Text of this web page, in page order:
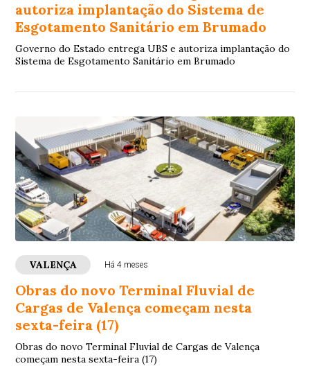
autoriza implantação do Sistema de
Esgotamento Sanitário em Brumado
Governo do Estado entrega UBS e autoriza implantação do
Sistema de Esgotamento Sanitário em Brumado
VALENÇA Há 4 meses
Obras do novo Terminal Fluvial de
Cargas de Valença começam nesta
sexta-feira (17)
Obras do novo Terminal Fluvial de Cargas de Valença
começam nesta sexta-feira (17)